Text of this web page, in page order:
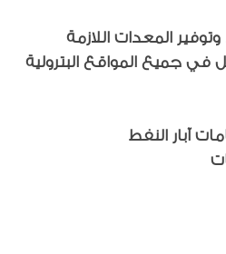
المعدات اللازمة
جميع المواقع البترولية
آبار النفط